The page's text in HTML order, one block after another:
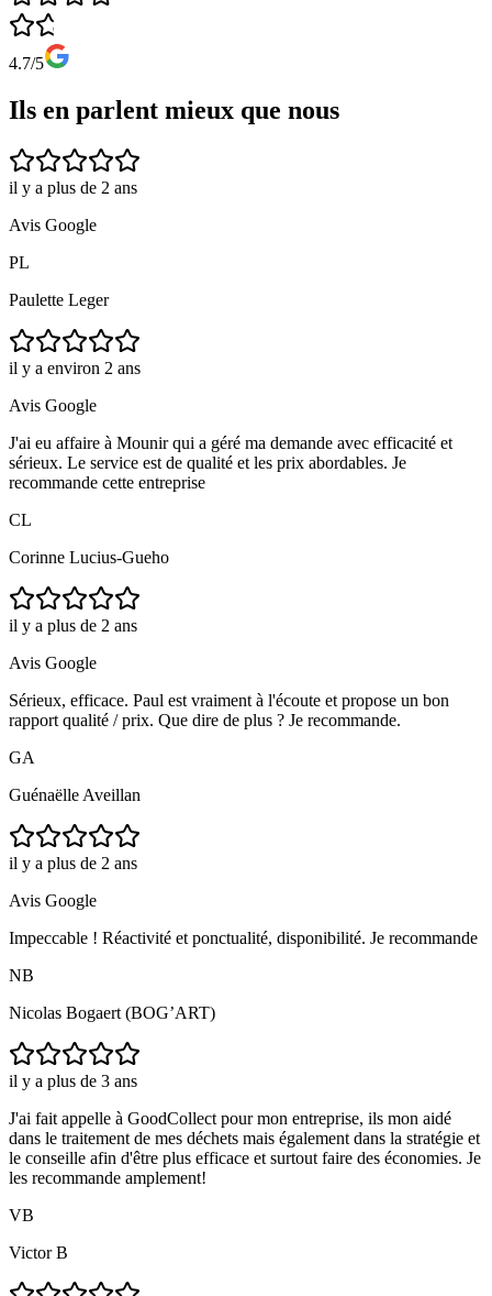
4.7/5
Ils en parlent mieux que nous
il y a plus de 2 ans
Avis Google
PL
Paulette Leger
il y a environ 2 ans
Avis Google
J'ai eu affaire à Mounir qui a géré ma demande avec efficacité et
sérieux. Le service est de qualité et les prix abordables. Je
recommande cette entreprise
CL
Corinne Lucius-Gueho
il y a plus de 2 ans
Avis Google
Sérieux, efficace. Paul est vraiment à l'écoute et propose un bon
rapport qualité / prix. Que dire de plus ? Je recommande.
GA
Guénaëlle Aveillan
il y a plus de 2 ans
Avis Google
Impeccable ! Réactivité et ponctualité, disponibilité. Je recommande
NB
Nicolas Bogaert (BOG’ART)
il y a plus de 3 ans
J'ai fait appelle à GoodCollect pour mon entreprise, ils mon aidé
dans le traitement de mes déchets mais également dans la stratégie et
le conseille afin d'être plus efficace et surtout faire des économies. Je
les recommande amplement!
VB
Victor B